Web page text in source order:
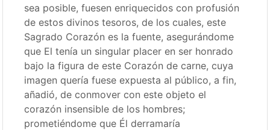
sea posible, fuesen enriquecidos con profusión
de estos divinos tesoros, de los cuales, este
Sagrado Corazón es la fuente, asegurándome
que El tenía un singular placer en ser honrado
bajo la figura de este Corazón de carne, cuya
imagen quería fuese expuesta al público, a fin,
añadió, de conmover con este objeto el
corazón insensible de los hombres;
prometiéndome que Él derramaría